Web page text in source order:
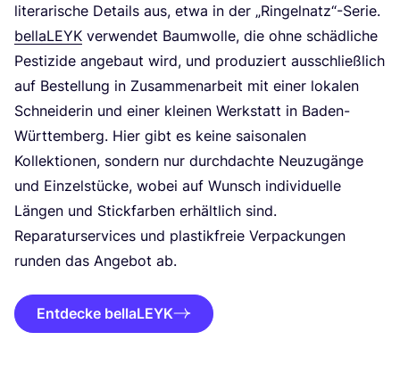
lite­ra­ri­sche Details aus, etwa in der „Ringelnatz“-Serie.
bella­LEYK ver­wen­det Baum­wol­le, die ohne schäd­li­che
Pes­ti­zi­de ange­baut wird, und pro­du­ziert aus­schließ­lich
auf Bestel­lung in Zusam­men­ar­beit mit einer loka­len
Schnei­de­rin und einer klei­nen Werk­statt in Baden-
Würt­tem­berg. Hier gibt es kei­ne sai­so­na­len
Kol­lek­tio­nen, son­dern nur durch­dach­te Neu­zu­gän­ge
und Ein­zel­stü­cke, wobei auf Wunsch indi­vi­du­el­le
Län­gen und Stick­far­ben erhält­lich sind.
Repa­ra­tur­ser­vices und plas­tik­freie Ver­pa­ckun­gen
run­den das Ange­bot ab.
Entdecke bellaLEYK